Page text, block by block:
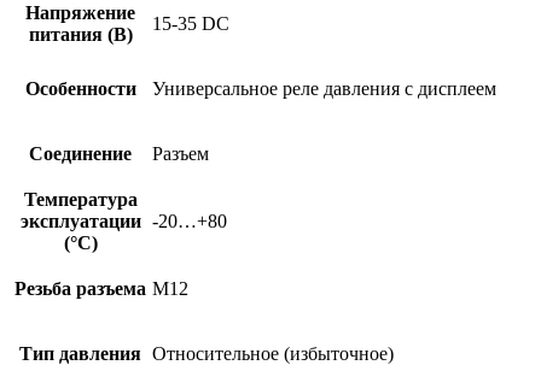
Напряжение
питания (В)
15-35 DC
Особенности Универсальное реле давления с дисплеем
Соединение Разъем
Температура
эксплуатации
(°C)
-20…+80
Резьба разъема M12
Тип давления Относительное (избыточное)